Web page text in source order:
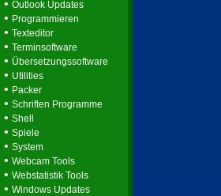
• Outlook Updates
• Programmieren
• Texteditor
• Terminsoftware
• Übersetzungssoftware
• Utilities
• Packer
• Schriften Programme
• Shell
• Spiele
• System
• Webcam Tools
• Webstatistik Tools
• Windows Updates